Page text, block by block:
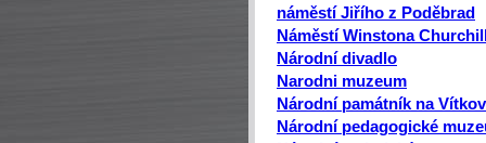
náměstí Jiřího z Poděbrad
Náměstí Winstona
Národní divadlo
Narodni muzeum
Národní památník na
Národní pedagogické